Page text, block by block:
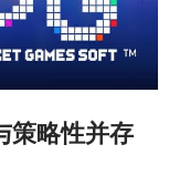
策略性并存